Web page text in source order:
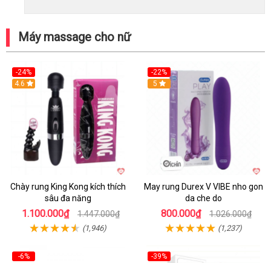
Máy massage cho nữ
-24%
4.6
Chày rung King Kong kích thích
sâu đa năng
1.100.000₫ 1.447.000₫
(1,946)
-22%
Hot
5
May rung Durex V VIBE nho gon
da che do
800.000₫ 1.026.000₫
(1,237)
-6%
-39%